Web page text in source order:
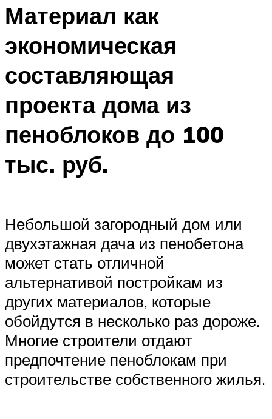
Материал как
экономическая
составляющая
проекта дома из
пеноблоков до 100
тыс. руб.
Небольшой загородный дом или
двухэтажная дача из пенобетона
может стать отличной
альтернативой постройкам из
других материалов, которые
обойдутся в несколько раз дороже.
Многие строители отдают
предпочтение пеноблокам при
строительстве собственного жилья.